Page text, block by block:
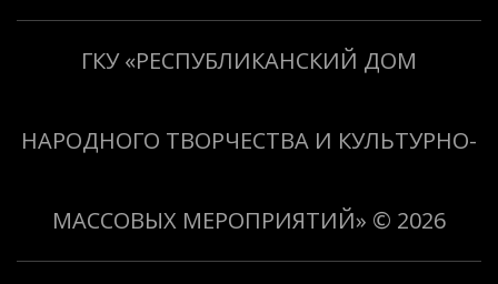
«Творить добро»
ГКУ «РЕСПУБЛИКАНСКИЙ ДОМ
НАРОДНОГО ТВОРЧЕСТВА И КУЛЬТУРНО-
МАССОВЫХ МЕРОПРИЯТИЙ» © 2026